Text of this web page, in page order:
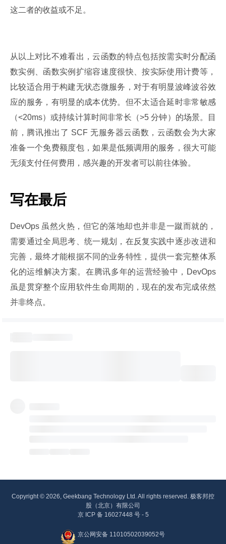
这二者的收益或不足。
从以上对比不难看出，云函数的特点包括按需实时分配函
数实例、函数实例扩缩容速度很快、按实际使用计费等，
比较适合用于构建无状态微服务，对于有明显波峰波谷效
应的服务，有明显的成本优势。但不太适合延时非常敏感
（<20ms）或持续计算时间非常长（>5 分钟）的场景。目
前，腾讯推出了 SCF 无服务器云函数，云函数会为大家
准备一个免费额度包，如果是低频调用的服务，很大可能
无须支付任何费用，感兴趣的开发者可以前往体验。
写在最后
DevOps 虽然火热，但它的落地却也并非是一蹴而就的，
需要通过全局思考、统一规划，在反复实践中逐步改进和
完善，最终才能根据不同的业务特性，提供一套完整体系
化的运维解决方案。在腾讯多年的运营经验中，DevOps
虽是贯穿整个应用软件生命周期的，现在的发布完成依然
并非终点。
Copyright © 2026, Geekbang Technology Ltd. All rights reserved. 极客邦控
股（北京）有限公司
京 ICP 备 16027448 号 - 5
京公网安备 11010502039052号